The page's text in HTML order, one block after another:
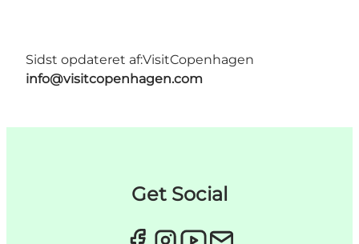
Sidst opdateret af:VisitCopenhagen
info@visitcopenhagen.com
Get Social